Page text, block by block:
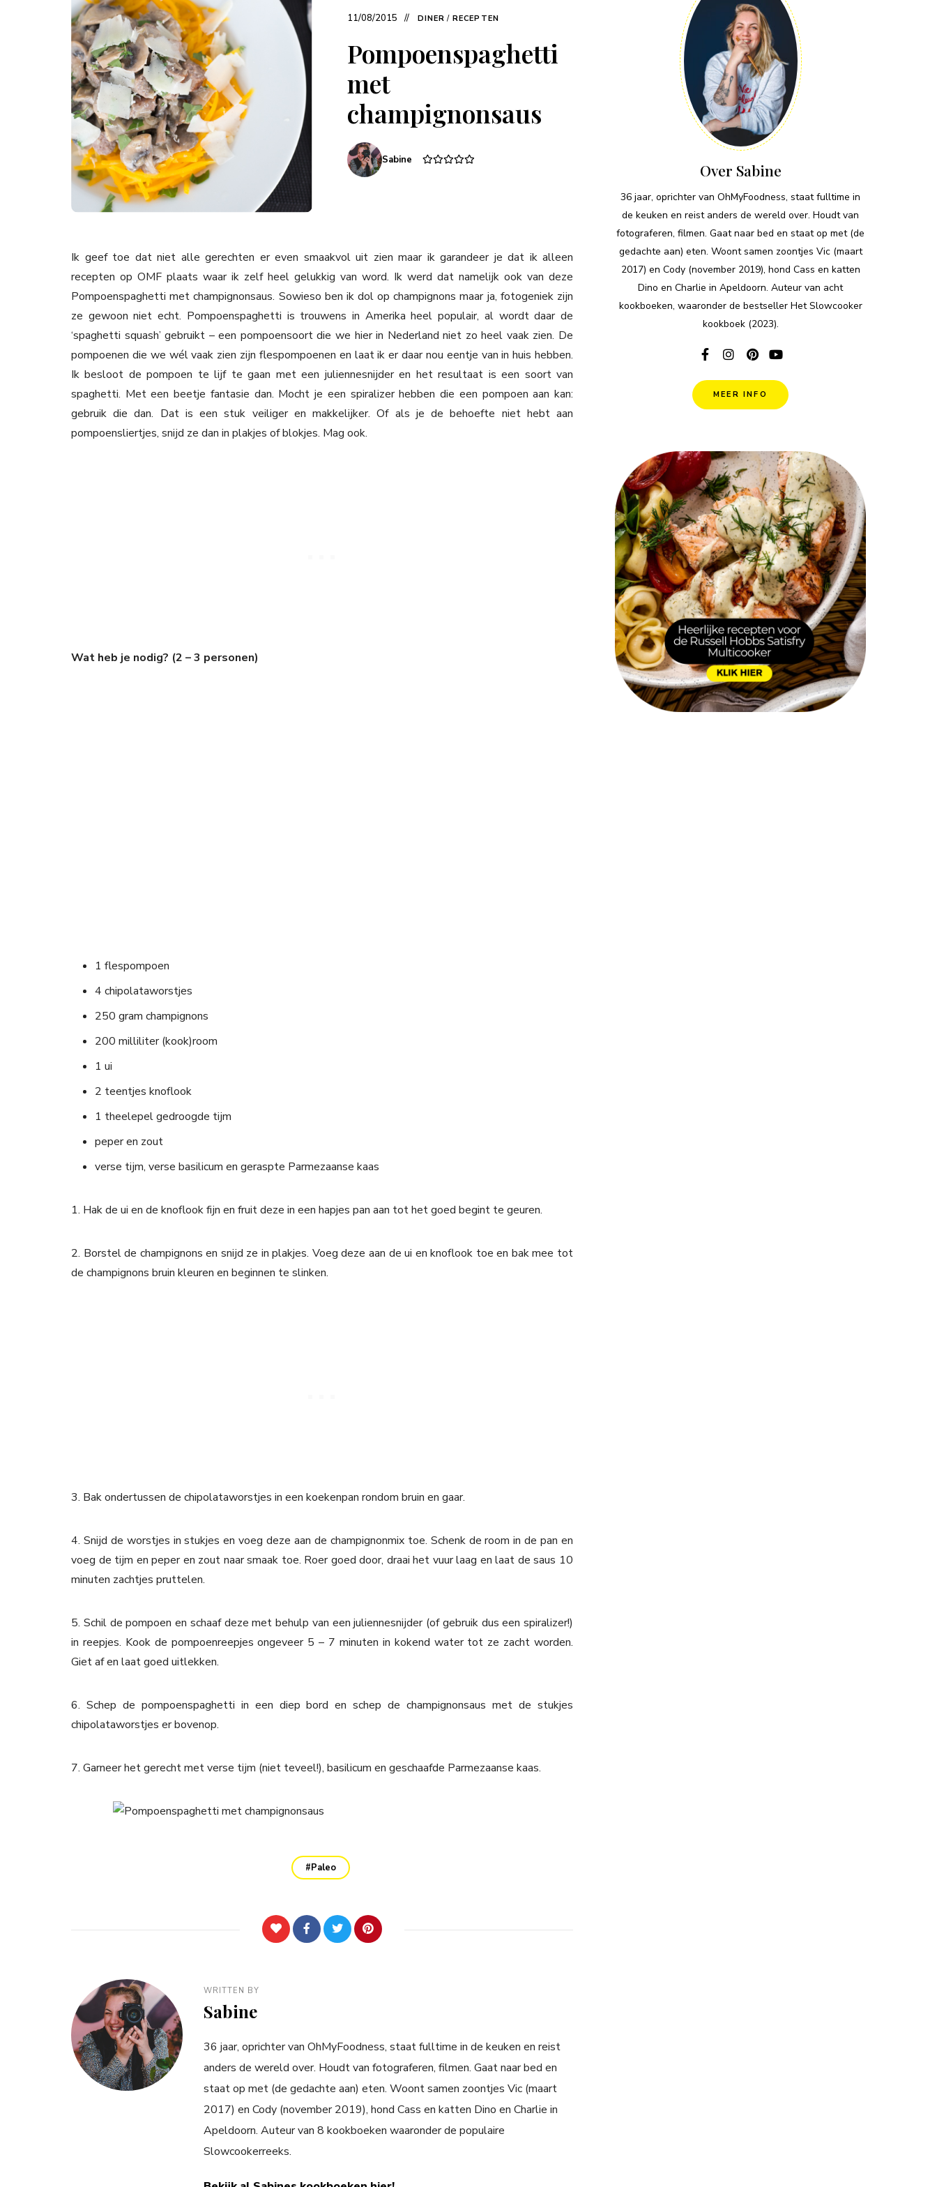
11/08/2015 DINER / RECEPTEN
Pompoenspaghetti
met
champignonsaus
Sabine
Ik geef toe dat niet alle gerechten er even smaakvol uit zien maar ik garandeer je dat ik alleen
recepten op OMF plaats waar ik zelf heel gelukkig van word. Ik werd dat namelijk ook van deze
Pompoenspaghetti met champignonsaus. Sowieso ben ik dol op champignons maar ja, fotogeniek zijn
ze gewoon niet echt. Pompoenspaghetti is trouwens in Amerika heel populair, al wordt daar de
‘spaghetti squash’ gebruikt – een pompoensoort die we hier in Nederland niet zo heel vaak zien. De
pompoenen die we wél vaak zien zijn flespompoenen en laat ik er daar nou eentje van in huis hebben.
Ik besloot de pompoen te lijf te gaan met een juliennesnijder en het resultaat is een soort van
spaghetti. Met een beetje fantasie dan. Mocht je een spiralizer hebben die een pompoen aan kan:
gebruik die dan. Dat is een stuk veiliger en makkelijker. Of als je de behoefte niet hebt aan
pompoensliertjes, snijd ze dan in plakjes of blokjes. Mag ook.
Wat heb je nodig? (2 – 3 personen)
1 flespompoen
4 chipolataworstjes
250 gram champignons
200 milliliter (kook)room
1 ui
2 teentjes knoflook
1 theelepel gedroogde tijm
peper en zout
verse tijm, verse basilicum en geraspte Parmezaanse kaas
1. Hak de ui en de knoflook fijn en fruit deze in een hapjes pan aan tot het goed begint te geuren.
2. Borstel de champignons en snijd ze in plakjes. Voeg deze aan de ui en knoflook toe en bak mee tot
de champignons bruin kleuren en beginnen te slinken.
3. Bak ondertussen de chipolataworstjes in een koekenpan rondom bruin en gaar.
4. Snijd de worstjes in stukjes en voeg deze aan de champignonmix toe. Schenk de room in de pan en
voeg de tijm en peper en zout naar smaak toe. Roer goed door, draai het vuur laag en laat de saus 10
minuten zachtjes pruttelen.
5. Schil de pompoen en schaaf deze met behulp van een juliennesnijder (of gebruik dus een spiralizer!)
in reepjes. Kook de pompoenreepjes ongeveer 5 – 7 minuten in kokend water tot ze zacht worden.
Giet af en laat goed uitlekken.
6. Schep de pompoenspaghetti in een diep bord en schep de champignonsaus met de stukjes
chipolataworstjes er bovenop.
7. Garneer het gerecht met verse tijm (niet teveel!), basilicum en geschaafde Parmezaanse kaas.
Paleo
WRITTEN BY
Sabine
36 jaar, oprichter van OhMyFoodness, staat fulltime in de keuken en reist
anders de wereld over. Houdt van fotograferen, filmen. Gaat naar bed en
staat op met (de gedachte aan) eten. Woont samen zoontjes Vic (maart
2017) en Cody (november 2019), hond Cass en katten Dino en Charlie in
Apeldoorn. Auteur van 8 kookboeken waaronder de populaire
Slowcookerreeks.
Over Sabine
36 jaar, oprichter van OhMyFoodness, staat fulltime in
de keuken en reist anders de wereld over. Houdt van
fotograferen, filmen. Gaat naar bed en staat op met (de
gedachte aan) eten. Woont samen zoontjes Vic (maart
2017) en Cody (november 2019), hond Cass en katten
Dino en Charlie in Apeldoorn. Auteur van acht
kookboeken, waaronder de bestseller Het Slowcooker
kookboek (2023).
MEER INFO